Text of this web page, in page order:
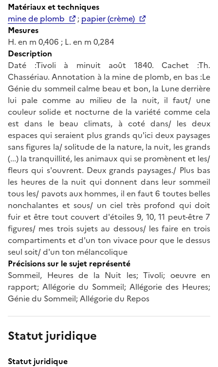
Matériaux et techniques
mine de plomb
; papier (crème)
Mesures
H. en m 0,406 ; L. en m 0,284
Description
Daté :Tivoli à minuit août 1840. Cachet :Th.
Chassériau. Annotation à la mine de plomb, en bas :Le
Génie du sommeil calme beau et bon, la Lune derrière
lui pale comme au milieu de la nuit, il faut/ une
couleur solide et nocturne de la variété comme cela
est dans le beau climats, à coté dans/ les deux
espaces qui seraient plus grands qu'ici deux paysages
sans figures la/ solitude de la nature, la nuit, les grands
(...) la tranquillité, les animaux qui se promènent et les/
fleurs qui s'ouvrent. Deux grands paysages./ Plus bas
les heures de la nuit qui donnent dans leur sommeil
tous les/ pavots aux hommes, il en faut 6 toutes belles
nonchalantes et sous/ un ciel très profond qui doit
fuir et être tout couvert d'étoiles 9, 10, 11 peut-être 7
figures/ mes trois sujets au dessous/ les faire en trois
compartiments et d'un ton vivace pour que le dessus
seul soit/ d'un ton mélancolique
Précisions sur le sujet représenté
Sommeil, Heures de la Nuit les; Tivoli; oeuvre en
rapport; Allégorie du Sommeil; Allégorie des Heures;
Génie du Sommeil; Allégorie du Repos
Statut juridique
Statut juridique